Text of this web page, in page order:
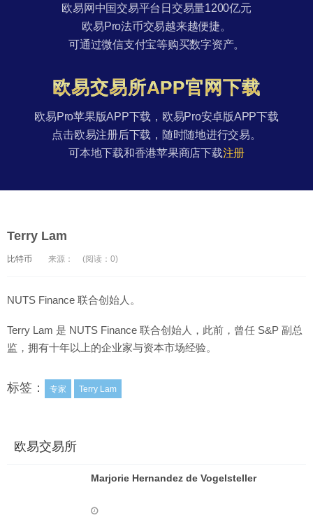
欧易网中国交易平台日交易量1200亿元
欧易Pro法币交易越来越便捷。
可通过微信支付宝等购买数字资产。
欧易交易所APP官网下载
欧易Pro苹果版APP下载，欧易Pro安卓版APP下载
点击欧易注册后下载，随时随地进行交易。
可本地下载和香港苹果商店下载注册
Terry Lam
比特币 来源： (阅读：0)
NUTS Finance 联合创始人。
Terry Lam 是 NUTS Finance 联合创始人，此前，曾任 S&P 副总
监，拥有十年以上的企业家与资本市场经验。
标签： 专家 Terry Lam
欧易交易所
Marjorie Hernandez de Vogelsteller